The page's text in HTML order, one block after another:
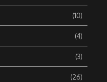
(10)
(4)
(3)
(26)